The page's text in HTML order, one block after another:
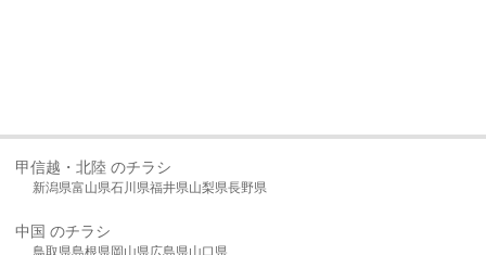
甲信越・北陸 のチラシ
新潟県富山県石川県福井県山梨県長野県
中国 のチラシ
鳥取県島根県岡山県広島県山口県